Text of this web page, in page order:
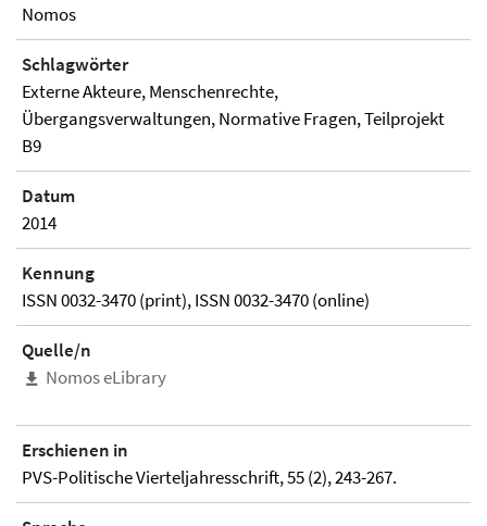
Nomos
Schlagwörter
Externe Akteure, Menschenrechte,
Übergangsverwaltungen, Normative Fragen, Teilprojekt
B9
Datum
2014
Kennung
ISSN 0032-3470 (print), ISSN 0032-3470 (online)
Quelle/n
Nomos eLibrary
Erschienen in
PVS-Politische Vierteljahresschrift, 55 (2), 243-267.